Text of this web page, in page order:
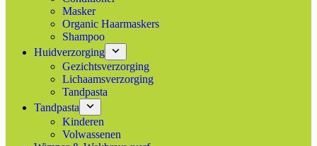
Masker
Organic Haarmaskers
Shampoo
Huidverzorging
Gezichtsverzorging
Lichaamsverzorging
Tandpasta
Tandpasta
Kinderen
Volwassenen